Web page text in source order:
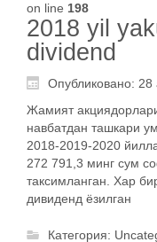
on line 198
2018 yil
dividend
Опубликовано: 28
Жамият
навбатдан ташкари
2018-2019-2020
272 791,3 минг сум
таксимланган. Хар
дивиденд ёзилган
Категория: